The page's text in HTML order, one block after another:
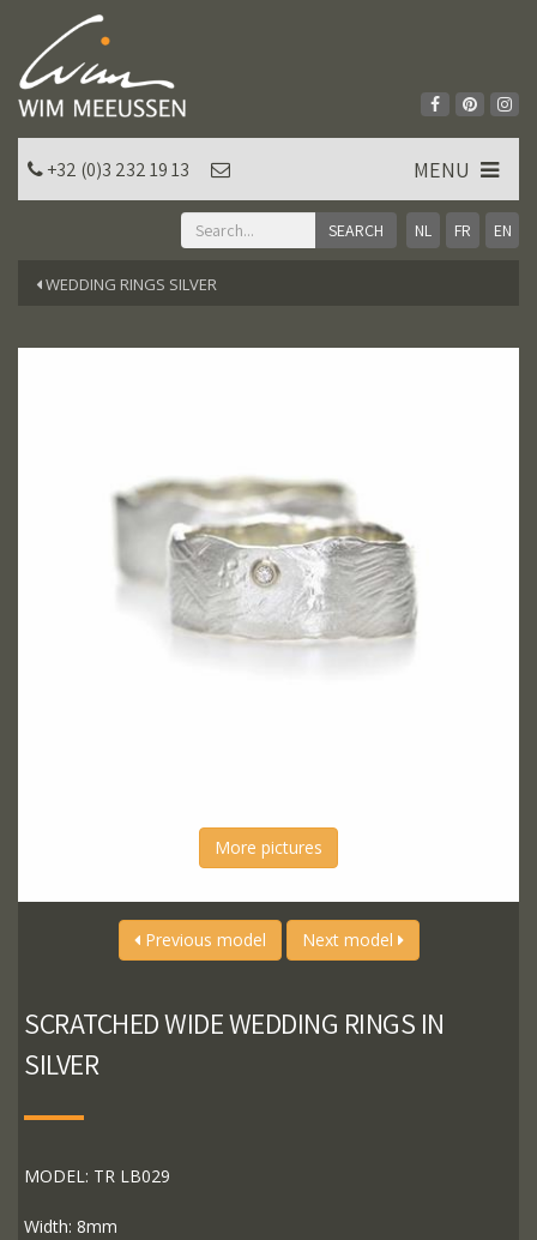
NL FR EN
+32 (0)3 232 19 13 MENU
WEDDING RINGS SILVER
More pictures
Previous model Next model
SCRATCHED WIDE WEDDING RINGS IN
SILVER
MODEL: TR LB029
Width: 8mm